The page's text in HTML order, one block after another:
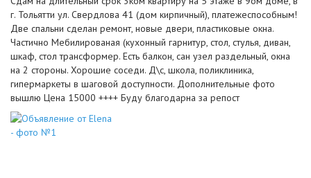
г. Тольятти ул. Свердлова 41 (дом кирпичный), платежеспособным!
Две спальни сделан ремонт, новые двери, пластиковые окна.
Частично Мебилированая (кухонный гарнитур, стол, стулья, диван,
шкаф, стол трансформер. Есть балкон, сан узел раздельный, окна
на 2 стороны. Хорошие соседи. Д\с, школа, поликлиника,
гипермаркеты в шаговой доступности. Дополнительные фото
вышлю Цена 15000 ++++ Буду благодарна за репост